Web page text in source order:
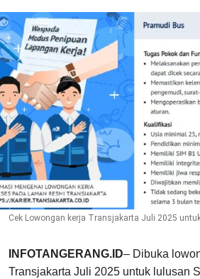
Cek Lowongan kerja Transjakarta Juli 2025
INFOTANGERANG.ID– Dibuka
Transjakarta Juli 2025 untuk lulusan